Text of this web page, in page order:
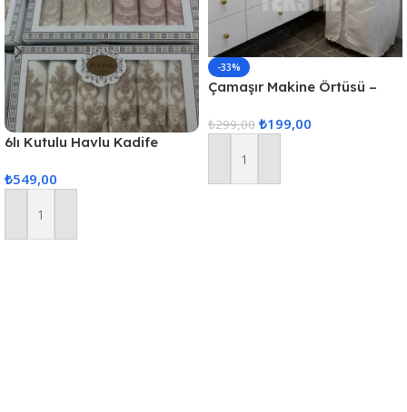
6lı Kutulu Havlu Kadife
₺549,00
Sepete Ekle
-33%
Çamaşır Makine Örtüsü –
₺299,00 ₺199,00
Sepete Ekle